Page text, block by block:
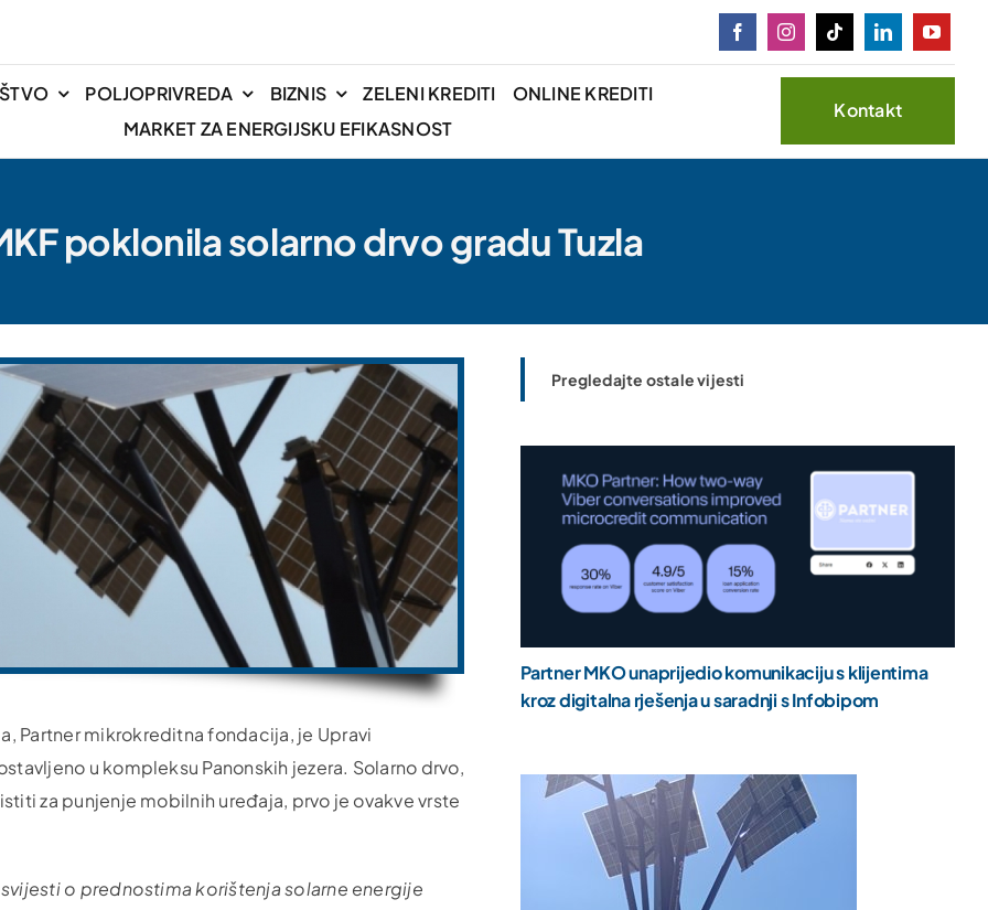
POLJOPRIVREDA BIZNIS ZELENI KREDITI
ONLINE KREDITI
MARKET ZA ENERGIJSKU EFIKASNOST
Kontakt
poklonila solarno drvo gradu Tuzla
Partner mikrokreditna fondacija, je Upravi
u kompleksu Panonskih jezera. Solarno drvo,
za punjenje mobilnih uređaja, prvo je ovakve vrste
o prednostima korištenja solarne energije
Pregledajte ostale vijesti
Partner MKO unaprijedio komunikaciju s klijentima
kroz digitalna rješenja u saradnji s Infobipom